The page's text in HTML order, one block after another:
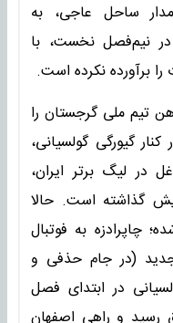
ساحل عاجی، به
نیم‌فصل نخست، با
برآورده نکرده است.
تاکنون ۱۰ بار پیراهن تیم ملی گرجستان را
گیورگی گولسیانی،
در لیگ برتر ایران،
گذاشته است. حالا
چاپرادزه به فوتبال
(در جام حذفی و
در ابتدای فصل